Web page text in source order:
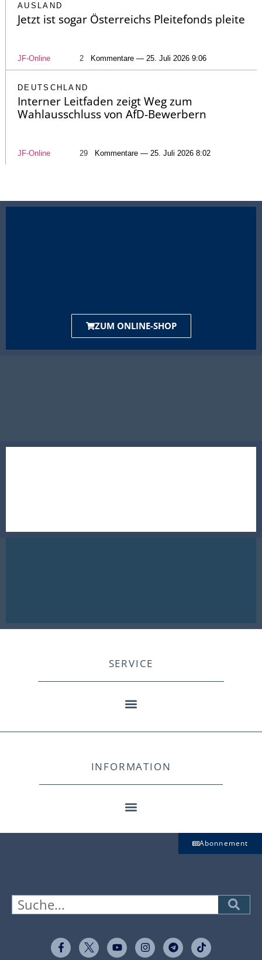
AUSLAND
Jetzt ist sogar Österreichs Pleitefonds pleite
JF-Online 2 Kommentare — 25. Juli 2026 9:06
DEUTSCHLAND
Interner Leitfaden zeigt Weg zum
Wahlausschluss von AfD-Bewerbern
JF-Online 29 Kommentare — 25. Juli 2026 8:02
ZUM ONLINE-SHOP
SERVICE
INFORMATION
Abonnement